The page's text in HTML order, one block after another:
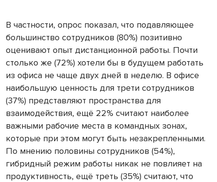
В частности, опрос показал, что подавляющее
большинство сотрудников (80%) позитивно
оценивают опыт дистанционной работы. Почти
столько же (72%) хотели бы в будущем работать
из офиса не чаще двух дней в неделю. В офисе
наибольшую ценность для трети сотрудников
(37%) представляют пространства для
взаимодействия, ещё 22% считают наиболее
важными рабочие места в командных зонах,
которые при этом могут быть незакрепленными.
По мнению половины сотрудников (54%),
гибридный режим работы никак не повлияет на
продуктивность, ещё треть (35%) считают, что